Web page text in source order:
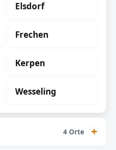
Elsdorf
Frechen
Kerpen
Wesseling
4 Orte